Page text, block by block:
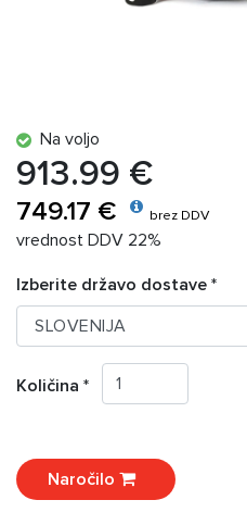
Na voljo
913.99 €
749.17 € brez DDV
vrednost DDV 22%
Izberite državo dostave *
Količina *
Naročilo